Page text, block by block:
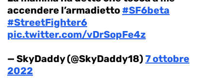
accendere l’armadietto#SF6beta
#StreetFighter6
pic.twitter.com/vDrSopFe4z
— SkyDaddy (@SkyDaddy18) 7 ottobre
2022